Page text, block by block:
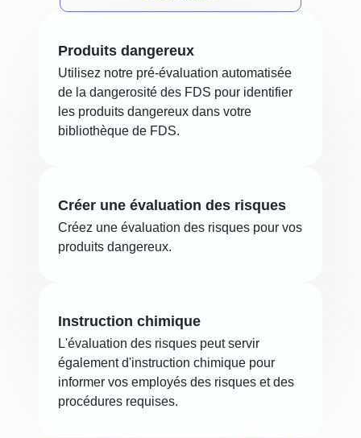
Produits dangereux
Utilisez notre pré-évaluation automatisée
de la dangerosité des FDS pour identifier
les produits dangereux dans votre
bibliothèque de FDS.
Créer une évaluation des risques
Créez une évaluation des risques pour vos
produits dangereux.
Instruction chimique
L'évaluation des risques peut servir
également d'instruction chimique pour
informer vos employés des risques et des
procédures requises.